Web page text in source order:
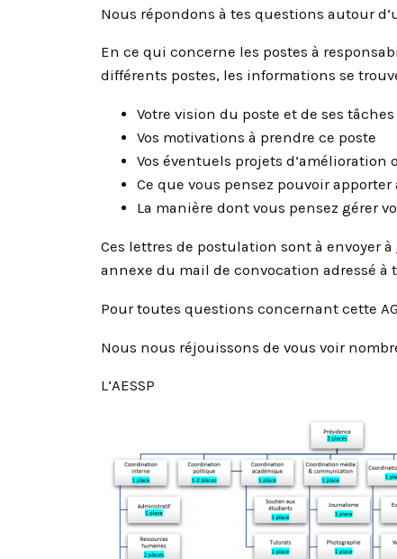
Nous répondons à tes questions autour
En ce qui concerne les postes à
différents postes, les informations se
Votre vision du poste et de ses tâches
Vos motivations à prendre ce poste
Vos éventuels projets d’amélioration
Ce que vous pensez pouvoir apporter
La manière dont vous pensez gérer
Ces lettres de postulation sont à envoyer à
annexe du mail de convocation adressé à
Pour toutes questions concernant cette
Nous nous réjouissons de vous voir
L’AESSP